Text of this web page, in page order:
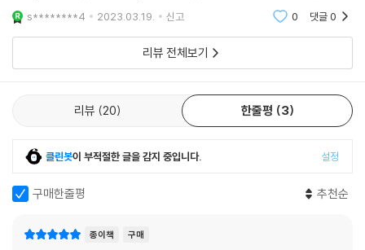
죠...이럴때 책을 통해 아이들의 생각도 좀 읽고, 아이들의 마음을 이해해
보려고 해요.
s********4 2023.03.19. 신고 0 댓글0
리뷰 전체보기
리뷰 20 한줄평 3
클린봇이 부적절한 글을 감지 중입니다. 설정
구매한줄평 추천순
종이책 구매